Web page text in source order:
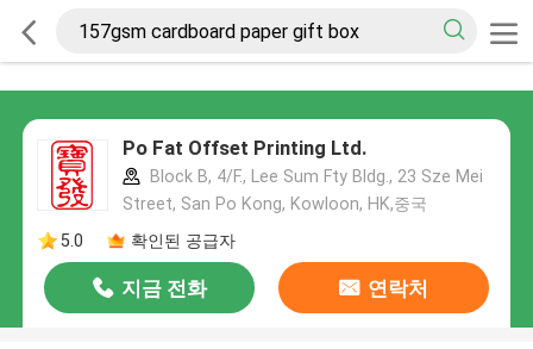
Po Fat Offset Printing Ltd.
Block B, 4/F., Lee Sum Fty Bldg., 23 Sze Mei
Street, San Po Kong, Kowloon, HK,중국
5.0
확인된 공급자
지금 전화 연락처